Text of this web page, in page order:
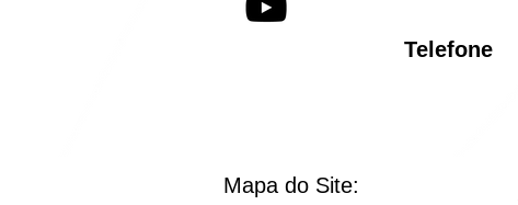
Telefone
Mapa do Site: